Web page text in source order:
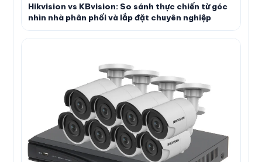
Hikvision vs KBvision: So sánh thực chiến từ góc
nhìn nhà phân phối và lắp đặt chuyên nghiệp